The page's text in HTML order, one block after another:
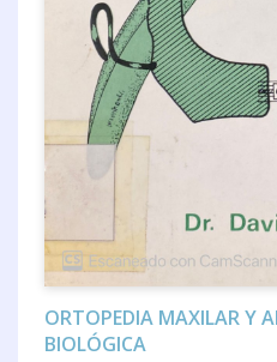
ORTOPEDIA MAXILAR Y
BIOLÓGICA